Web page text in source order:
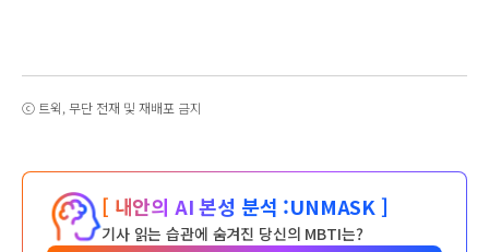
ⓒ 트윅, 무단 전재 및 재배포 금지
[ 내안의 AI 본성 분석 :UNMASK ]
기사 읽는 습관에 숨겨진 당신의 MBTI는?